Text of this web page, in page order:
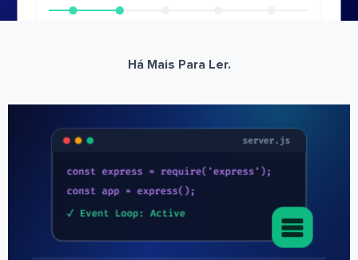
Há Mais Para Ler.